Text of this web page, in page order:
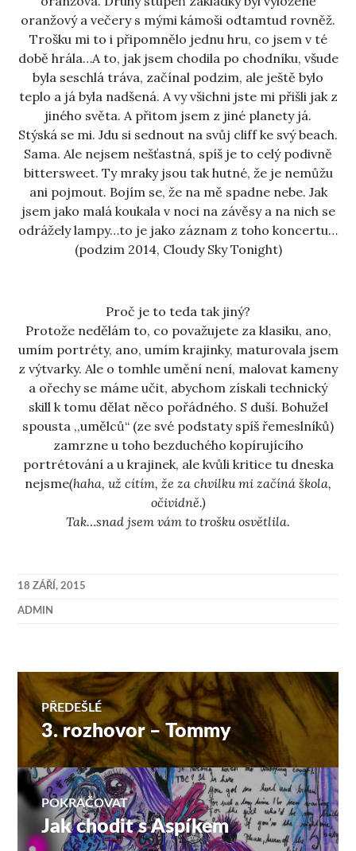
oranžový a večery s mými kámoši odtamtud rovněž.
Trošku mi to i připomnělo jednu hru, co jsem v té
době hrála…A to, jak jsem chodila po chodníku, všude
byla seschlá tráva, začínal podzim, ale ještě bylo
teplo a já byla nadšená. A vy všichni jste mi přišli jak z
jiného světa. A přitom jsem z jiné planety já.
Stýská se mi. Jdu si sednout na svůj cliff ke svý beach.
Sama. Ale nejsem nešťastná, spíš je to celý podivně
bittersweet. Ty mraky jsou tak hutné, že je nemůžu
ani pojmout. Bojím se, že na mě spadne nebe. Jak
jsem jako malá koukala v noci na závěsy a na nich se
odrážely lampy…to je jako záznam z toho koncertu…
(podzim 2014, Cloudy Sky Tonight)
Proč je to teda tak jiný?
Protože nedělám to, co považujete za klasiku, ano,
umím portréty, ano, umím krajinky, maturovala jsem
z výtvarky. Ale o tomhle umění není, malovat kameny
a ořechy se máme učit, abychom získali technický
skill k tomu dělat něco pořádného. S duší. Bohužel
spousta ,,umělců“ (ze své podstaty spíš řemeslníků)
zamrzne u toho bezduchého kopírujícího
portrétování a u krajinek, ale kvůli kritice tu dneska
nejsme(haha, už cítím, že za chvilku mi začíná škola,
očividně.)
Tak…snad jsem vám to trošku osvětlila.
18 ZÁŘÍ, 2015
ADMIN
Navigace
pro
příspěvek
PŘEDEŠLÉ
Předchozí
příspěvek:
3. rozhovor – Tommy
POKRAČOVAT
Následující
příspěvek:
Jak chodit s Aspíkem